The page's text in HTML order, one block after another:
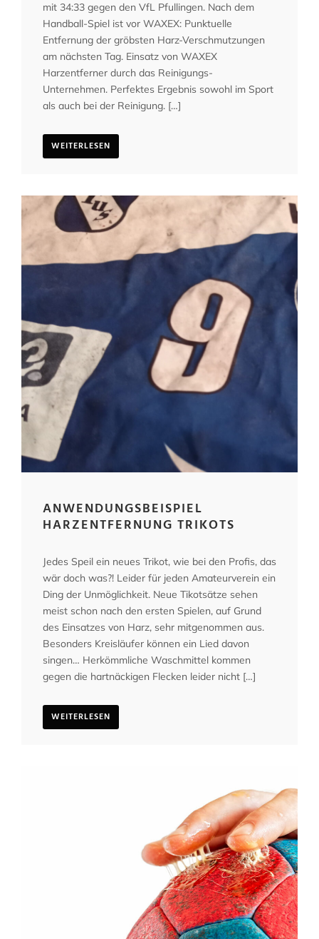
mit 34:33 gegen den VfL Pfullingen. Nach dem
Handball-Spiel ist vor WAXEX: Punktuelle
Entfernung der gröbsten Harz-Verschmutzungen
am nächsten Tag. Einsatz von WAXEX
Harzentferner durch das Reinigungs-
Unternehmen. Perfektes Ergebnis sowohl im Sport
als auch bei der Reinigung. […]
WEITERLESEN
ANWENDUNGSBEISPIEL
HARZENTFERNUNG TRIKOTS
Jedes Speil ein neues Trikot, wie bei den Profis, das
wär doch was?! Leider für jeden Amateurverein ein
Ding der Unmöglichkeit. Neue Tikotsätze sehen
meist schon nach den ersten Spielen, auf Grund
des Einsatzes von Harz, sehr mitgenommen aus.
Besonders Kreisläufer können ein Lied davon
singen… Herkömmliche Waschmittel kommen
gegen die hartnäckigen Flecken leider nicht […]
WEITERLESEN